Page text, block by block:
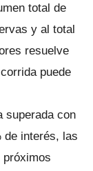
total de
y al total
resuelve
puede
superada con
de interés, las